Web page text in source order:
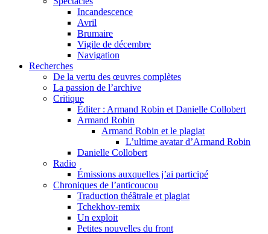
Incandescence
Avril
Brumaire
Vigile de décembre
Navigation
Recherches
De la vertu des œuvres complètes
La passion de l’archive
Critique
Éditer : Armand Robin et Danielle Collobert
Armand Robin
Armand Robin et le plagiat
L’ultime avatar d’Armand Robin
Danielle Collobert
Radio
Émissions auxquelles j’ai participé
Chroniques de l’anticoucou
Traduction théâtrale et plagiat
Tchekhov-remix
Un exploit
Petites nouvelles du front